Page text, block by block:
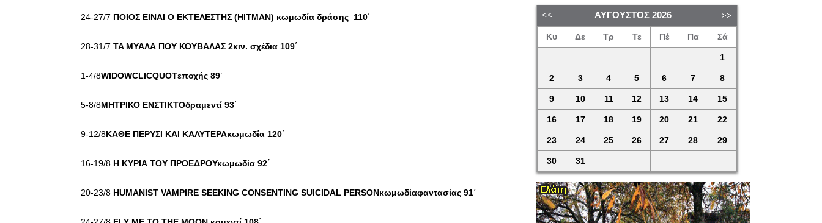
24-27/7 ΠΟΙΟΣ ΕΙΝΑΙ Ο ΕΚΤΕΛΕΣΤΗΣ (HITMAN) κωμωδία δράσης 110΄
28-31/7 TA ΜΥΑΛΑ ΠΟΥ ΚΟΥΒΑΛΑΣ 2κιν. σχέδια 109΄
1-4/8WIDOWCLICQUOTεποχής 89΄
5-8/8ΜΗΤΡΙΚΟ ΕΝΣΤΙΚΤΟδραμεντί 93΄
9-12/8ΚΑΘΕ ΠΕΡΥΣΙ ΚΑΙ ΚΑΛΥΤΕΡΑκωμωδία 120΄
16-19/8 Η ΚΥΡΙΑ ΤΟΥ ΠΡΟΕΔΡΟΥκωμωδία 92΄
20-23/8 HUMANIST VAMPIRE SEEKING CONSENTING SUICIDAL PERSONκωμωδίαφαντασίας 91΄
ΑΎΓΟΥΣΤΟΣ 2026
Κυ Δε Τρ Τε Πέ Πα Σά
1
2 3 4 5 6 7 8
9 10 11 12 13 14 15
16 17 18 19 20 21 22
23 24 25 26 27 28 29
30 31